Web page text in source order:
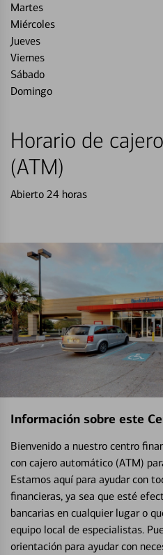
Martes
Miércoles
Jueves
Viernes
Sábado
Domingo
Horario de
(ATM)
Abierto 24 horas
Información sobre este
Bienvenido a nuestro centro
con cajero automático (ATM)
Estamos aquí para ayudar con
financieras, ya sea que esté
bancarias en cualquier lugar o
equipo local de especialistas.
orientación para ayudar con